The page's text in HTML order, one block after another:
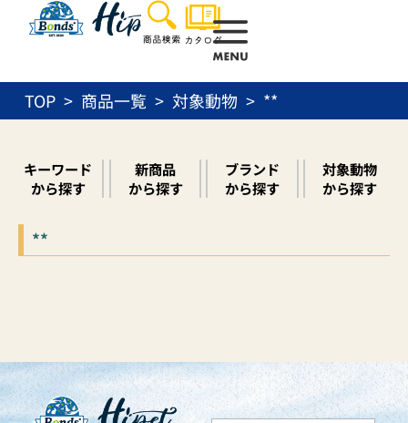
ッ
TOP 商品一覧 対象動物 **
キーワード
から探す
新商品
から探す
ブランド
から探す
対象動物
から探す
**